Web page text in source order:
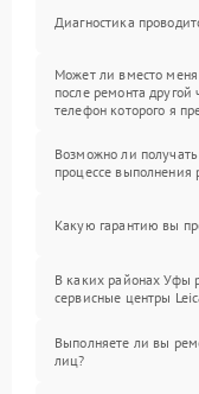
Диагностика
Может ли вместо меня
после ремонта другой
телефон которого я
Возможно ли
процессе выполнения
Какую гарантию вы
В каких районах Уфы
сервисные центры
Выполняете ли вы
лиц?